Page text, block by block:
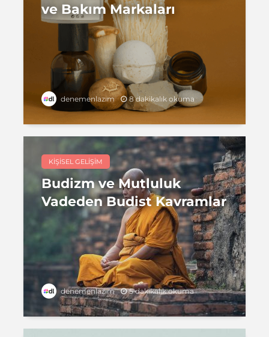
ve Bakım Markaları
denemenlazım 8 dakikalık okuma
KIŞISEL GELIŞIM
Budizm ve Mutluluk
Vadeden Budist Kavramlar
denemenlazım 5 dakikalık okuma